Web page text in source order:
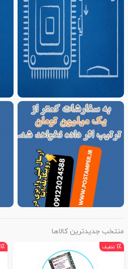
منتخب جدیدترین کالاها
۱٪ تخفیف ۱٪